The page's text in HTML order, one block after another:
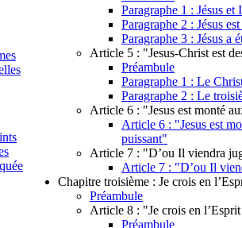
Paragraphe 1 : Jésus et
Paragraphe 2 : Jésus
Paragraphe 3 : Jésus a
Article 5 : "Jesus-Christ est
Préambule
Paragraphe 1 : Le
Paragraphe 2 : Le
Article 6 : "Jesus est monté
Article 6 : "Jesus est
puissant"
Article 7 : "D’ou Il viendra
Article 7 : "D’ou Il
Chapitre troisième : Je crois en
Préambule
Article 8 : "Je crois en
Préambule